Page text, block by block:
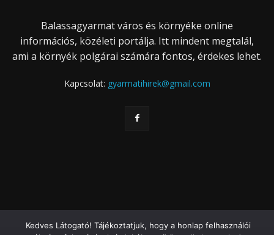
Balassagyarmat város és környéke online
információs, közéleti portálja. Itt mindent megtalál,
ami a környék polgárai számára fontos, érdekes lehet.
Kapcsolat: gyarmatihirek@gmail.com
Kedves Látogató! Tájékoztatjuk, hogy a honlap felhasználói